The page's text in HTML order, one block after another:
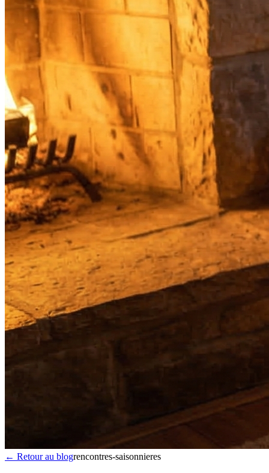
← Retour au blogrencontres-saisonnieres